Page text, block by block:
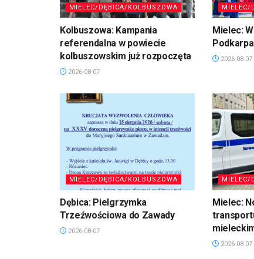
MIELEC/DĘBICA/KOLBUSZOWA
Kolbuszowa: Kampania
referendalna w powiecie
kolbuszowskim już rozpoczęta
2026-08-07
MIELEC/
Mielec:
2026-08-07
MIELEC/DĘBICA/KOLBUSZOWA
Dębica: Pielgrzymka
Trzeźwościowa do Zawady
2026-08-07
MIELEC/
Mielec:
2026-08-07